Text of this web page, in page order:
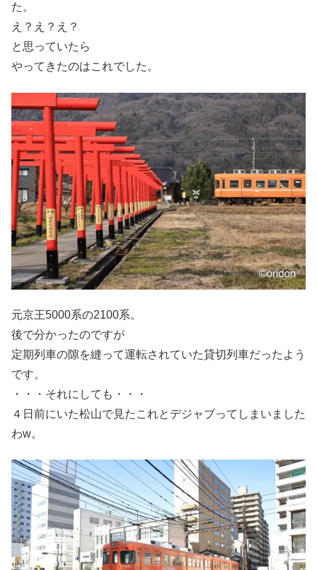
た。
え？え？え？
と思っていたら
やってきたのはこれでした。
元京王5000系の2100系。
後で分かったのですが
定期列車の隙を縫って運転されていた貸切列車だったよう
です。
・・・それにしても・・・
４日前にいた松山で見たこれとデジャブってしまいました
わw。